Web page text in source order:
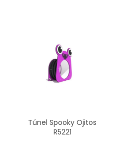
Túnel Spooky Ojitos
R5221